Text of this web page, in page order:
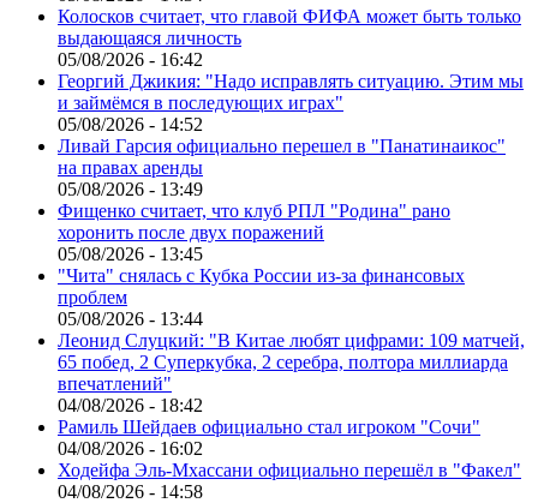
Колосков считает, что главой ФИФА может быть только
выдающаяся личность
05/08/2026 - 16:42
Георгий Джикия: "Надо исправлять ситуацию. Этим мы
и займёмся в последующих играх"
05/08/2026 - 14:52
Ливай Гарсия официально перешел в "Панатинаикос"
на правах аренды
05/08/2026 - 13:49
Фищенко считает, что клуб РПЛ "Родина" рано
хоронить после двух поражений
05/08/2026 - 13:45
"Чита" снялась с Кубка России из-за финансовых
проблем
05/08/2026 - 13:44
Леонид Слуцкий: "В Китае любят цифрами: 109 матчей,
65 побед, 2 Суперкубка, 2 серебра, полтора миллиарда
впечатлений"
04/08/2026 - 18:42
Рамиль Шейдаев официально стал игроком "Сочи"
04/08/2026 - 16:02
Ходейфа Эль-Мхассани официально перешёл в "Факел"
04/08/2026 - 14:58